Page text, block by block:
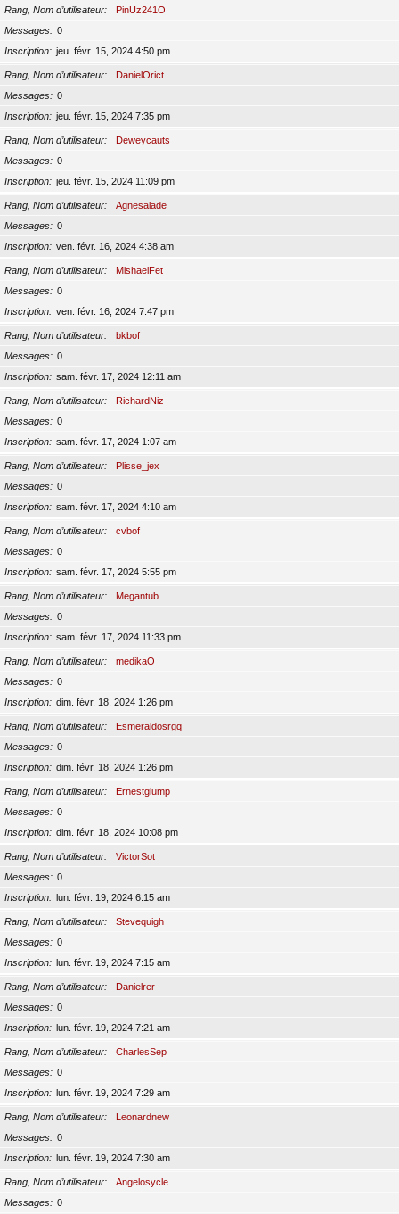
Rang, Nom d’utilisateur
PinUz241O
Messages
0
Inscription
jeu. févr. 15, 2024 4:50 pm
Rang, Nom d’utilisateur
DanielOrict
Messages
0
Inscription
jeu. févr. 15, 2024 7:35 pm
Rang, Nom d’utilisateur
Deweycauts
Messages
0
Inscription
jeu. févr. 15, 2024 11:09 pm
Rang, Nom d’utilisateur
Agnesalade
Messages
0
Inscription
ven. févr. 16, 2024 4:38 am
Rang, Nom d’utilisateur
MishaelFet
Messages
0
Inscription
ven. févr. 16, 2024 7:47 pm
Rang, Nom d’utilisateur
bkbof
Messages
0
Inscription
sam. févr. 17, 2024 12:11 am
Rang, Nom d’utilisateur
RichardNiz
Messages
0
Inscription
sam. févr. 17, 2024 1:07 am
Rang, Nom d’utilisateur
Plisse_jex
Messages
0
Inscription
sam. févr. 17, 2024 4:10 am
Rang, Nom d’utilisateur
cvbof
Messages
0
Inscription
sam. févr. 17, 2024 5:55 pm
Rang, Nom d’utilisateur
Megantub
Messages
0
Inscription
sam. févr. 17, 2024 11:33 pm
Rang, Nom d’utilisateur
medikaO
Messages
0
Inscription
dim. févr. 18, 2024 1:26 pm
Rang, Nom d’utilisateur
Esmeraldosrgq
Messages
0
Inscription
dim. févr. 18, 2024 1:26 pm
Rang, Nom d’utilisateur
Ernestglump
Messages
0
Inscription
dim. févr. 18, 2024 10:08 pm
Rang, Nom d’utilisateur
VictorSot
Messages
0
Inscription
lun. févr. 19, 2024 6:15 am
Rang, Nom d’utilisateur
Stevequigh
Messages
0
Inscription
lun. févr. 19, 2024 7:15 am
Rang, Nom d’utilisateur
Danielrer
Messages
0
Inscription
lun. févr. 19, 2024 7:21 am
Rang, Nom d’utilisateur
CharlesSep
Messages
0
Inscription
lun. févr. 19, 2024 7:29 am
Rang, Nom d’utilisateur
Leonardnew
Messages
0
Inscription
lun. févr. 19, 2024 7:30 am
Rang, Nom d’utilisateur
Angelosycle
Messages
0